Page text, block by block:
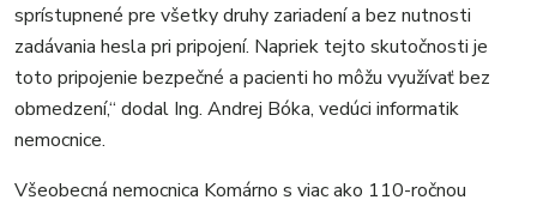
sprístupnené pre všetky druhy zariadení a bez nutnosti
zadávania hesla pri pripojení. Napriek tejto skutočnosti je
toto pripojenie bezpečné a pacienti ho môžu využívať bez
obmedzení,“ dodal Ing. Andrej Bóka, vedúci informatik
nemocnice.
Všeobecná nemocnica Komárno s viac ako 110-ročnou